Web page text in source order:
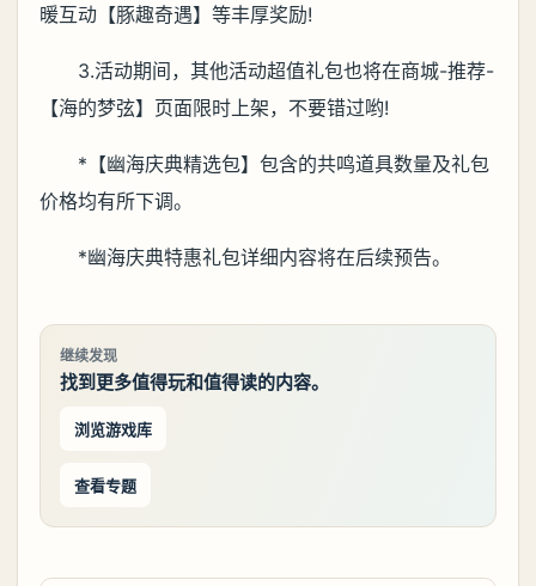
暖互动【豚趣奇遇】等丰厚奖励!
3.活动期间，其他活动超值礼包也将在商城-推荐-
【海的梦弦】页面限时上架，不要错过哟!
*【幽海庆典精选包】包含的共鸣道具数量及礼包
价格均有所下调。
*幽海庆典特惠礼包详细内容将在后续预告。
继续发现
找到更多值得玩和值得读的内容。
浏览游戏库
查看专题